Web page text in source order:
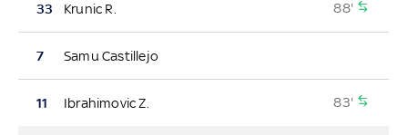
33 Krunic R. 88'
7 Samu Castillejo
11 Ibrahimovic Z. 83'